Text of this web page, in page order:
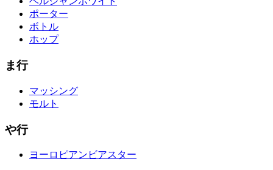
ポーター
ボトル
ホップ
ま行
マッシング
モルト
や行
ヨーロピアンビアスター